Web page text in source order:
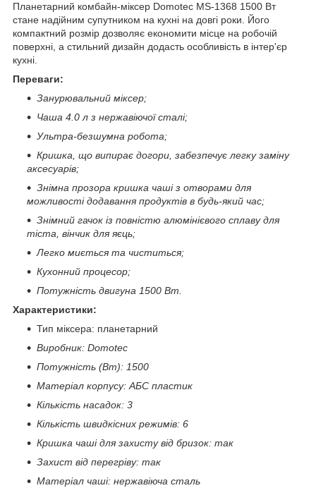
Планетарний комбайн-міксер Domotec MS-1368 1500 Вт
стане надійним супутником на кухні на довгі роки. Його
компактний розмір дозволяє економити місце на робочій
поверхні, а стильний дизайн додасть особливість в інтер'єр
кухні.
Переваги:
Занурювальний міксер;
Чаша 4.0 л з нержавіючої сталі;
Ультра-безшумна робота;
Кришка, що випирає догори, забезпечує легку заміну
аксесуарів;
Знімна прозора кришка чаші з отворами для
можливості додавання продуктів в будь-який час;
Знімний гачок із повністю алюмінієвого сплаву для
тіста, вінчик для яєць;
Легко миється та чиститься;
Кухонний процесор;
Потужність двигуна 1500 Вт.
Характеристики:
Тип міксера: планетарний
Виробник: Domotec
Потужність (Вт): 1500
Матеріал корпусу: АБС пластик
Кількість насадок: 3
Кількість швидкісних режимів: 6
Кришка чаші для захисту від бризок: так
Захист від перегріву: так
Матеріал чаші: нержавіюча сталь